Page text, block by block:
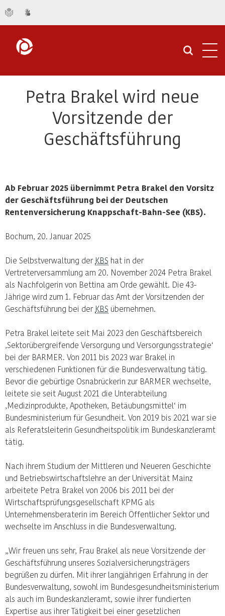
Petra Brakel wird neue
Vorsitzende der
Geschäftsführung
Ab Februar 2025 übernimmt Petra Brakel den Vorsitz
der Geschäftsführung bei der Deutschen
Rentenversicherung Knappschaft-Bahn-See (KBS).
Bochum, 20. Januar 2025
Die Selbstverwaltung der KBS hat in der
Vertreterversammlung am 20. November 2024 Petra Brakel
als Nachfolgerin von Bettina am Orde gewählt. Die 43-
Jährige wird zum 1. Februar das Amt der Vorsitzenden der
Geschäftsführung bei der KBS übernehmen.
Petra Brakel leitete seit Mai 2023 den Geschäftsbereich
‚Sektorübergreifende Versorgung und Versorgungsstrategie‘
bei der BARMER. Von 2011 bis 2023 war Brakel in
verschiedenen Funktionen für die Bundesverwaltung tätig.
Bevor die gebürtige Osnabrückerin zur BARMER wechselte,
leitete sie seit August 2021 die Unterabteilung
‚Medizinprodukte, Apotheken, Betäubungsmittel‘ im
Bundesministerium für Gesundheit. Von 2019 bis 2021 war sie
als Referatsleiterin Gesundheitspolitik im Bundeskanzleramt
tätig.
Nach ihrem Studium der Mittleren und Neueren Geschichte
und Betriebswirtschaftslehre an der Universität Mainz
arbeitete Petra Brakel von 2006 bis 2011 bei der
Wirtschaftsprüfungsgesellschaft KPMG als
Unternehmensberaterin im Bereich Öffentlicher Sektor und
wechselte im Anschluss in die Bundesverwaltung.
„Wir freuen uns sehr, Frau Brakel als neue Vorsitzende der
Geschäftsführung unseres Sozialversicherungsträgers
begrüßen zu dürfen. Mit ihrer langjährigen Erfahrung in der
Bundesverwaltung, sowohl im Bundesgesundheitsministerium
als auch im Bundeskanzleramt, sowie ihrer fundierten
Expertise aus ihrer Tätigkeit bei einer gesetzlichen